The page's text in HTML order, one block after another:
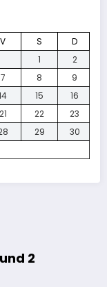
V S
D
1
2
7 8
9
15
16
21 22
23
29
30
2